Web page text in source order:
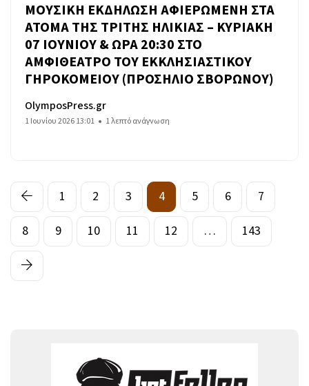
ΜΟΥΣΙΚΗ ΕΚΔΗΛΩΣΗ ΑΦΙΕΡΩΜΕΝΗ ΣΤΑ
ΑΤΟΜΑ ΤΗΣ ΤΡΙΤΗΣ ΗΛΙΚΙΑΣ – ΚΥΡΙΑΚΗ
07 ΙΟΥΝΙΟΥ & ΩΡΑ 20:30 ΣΤΟ
ΑΜΦΙΘΕΑΤΡΟ ΤΟΥ ΕΚΚΛΗΣΙΑΣΤΙΚΟΥ
ΓΗΡΟΚΟΜΕΙΟΥ (ΠΡΟΣΗΛΙΟ ΣΒΟΡΩΝΟΥ)
OlymposPress.gr
1 Ιουνίου 2026 13:01 1 λεπτό ανάγνωση
1 2 3 4 5 6
7
8
9 10 11 12 … 143